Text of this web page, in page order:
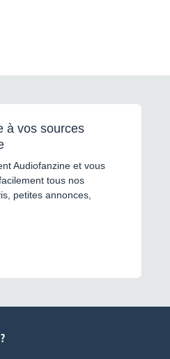
à vos sources
Audiofanzine et vous
tous nos
petites annonces,